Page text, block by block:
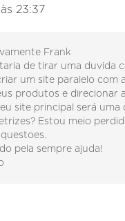
23:37
Frank
de tirar uma duvida
um site paralelo com
produtos e direcionar
site principal será uma
Estou meio
pela sempre ajuda!